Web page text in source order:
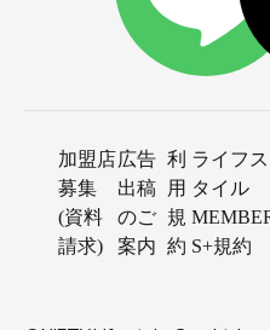
加盟店
募集
(資料
請求)
広告
出稿
のご
案内
利
用
規
約
ライフス
タイル
S+規約